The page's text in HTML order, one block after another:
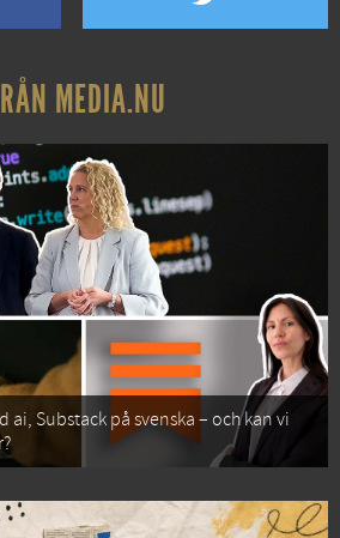
MEDIA.NU
Substack på svenska – och kan vi